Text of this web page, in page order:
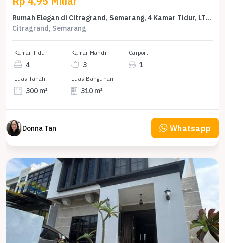
Rumah Elegan di Citragrand, Semarang, 4 Kamar Tidur, LT 300m²
Citragrand, Semarang
Kamar Tidur
4
Kamar Mandi
3
Carport
1
Luas Tanah
300 m²
Luas Bangunan
310 m²
Donna Tan Whatsapp